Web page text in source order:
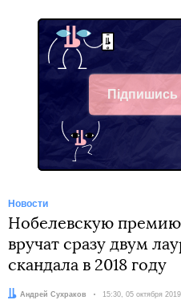
Telegram
Новости
Нобелевскую премию
вручат сразу двум
скандала в 2018 году
Автор:
Андрей Сухраков Дата:
15:30, 05 октября 2019